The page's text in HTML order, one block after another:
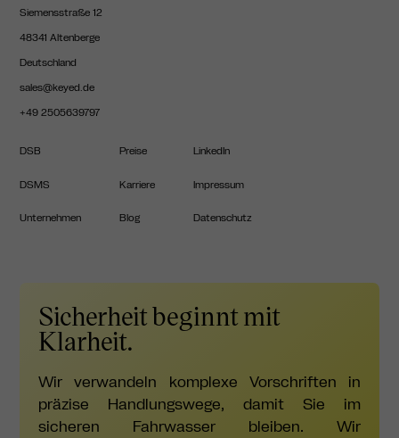
Siemensstraße 12
48341 Altenberge
Deutschland
sales@keyed.de
+49 2505639797
DSB
DSMS
Unternehmen
Preise
Karriere
Blog
LinkedIn
Impressum
Datenschutz
Sicherheit beginnt mit
Klarheit.
Wir verwandeln komplexe Vorschriften in
präzise Handlungswege, damit Sie im
sicheren Fahrwasser bleiben. Wir